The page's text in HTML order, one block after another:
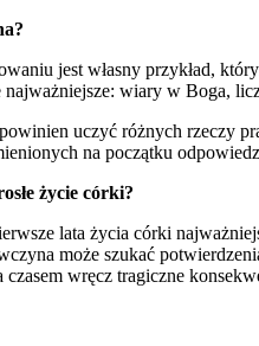
jest własny przykład,
wiary w Boga,
uczyć różnych rzeczy
na początku
życie córki?
lata życia córki
może szukać
czasem wręcz tragiczne